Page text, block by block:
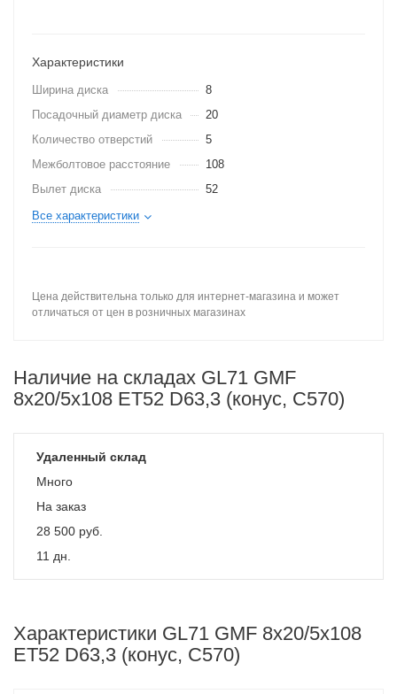
Характеристики
Ширина диска
8
Посадочный диаметр диска
20
Количество отверстий
5
Межболтовое расстояние
108
Вылет диска
52
Все характеристики
Цена действительна только для интернет-магазина и может
отличаться от цен в розничных магазинах
Наличие на складах GL71 GMF
8x20/5x108 ET52 D63,3 (конус, C570)
Удаленный склад
Много
На заказ
28 500 руб.
11 дн.
Характеристики GL71 GMF 8x20/5x108
ET52 D63,3 (конус, C570)